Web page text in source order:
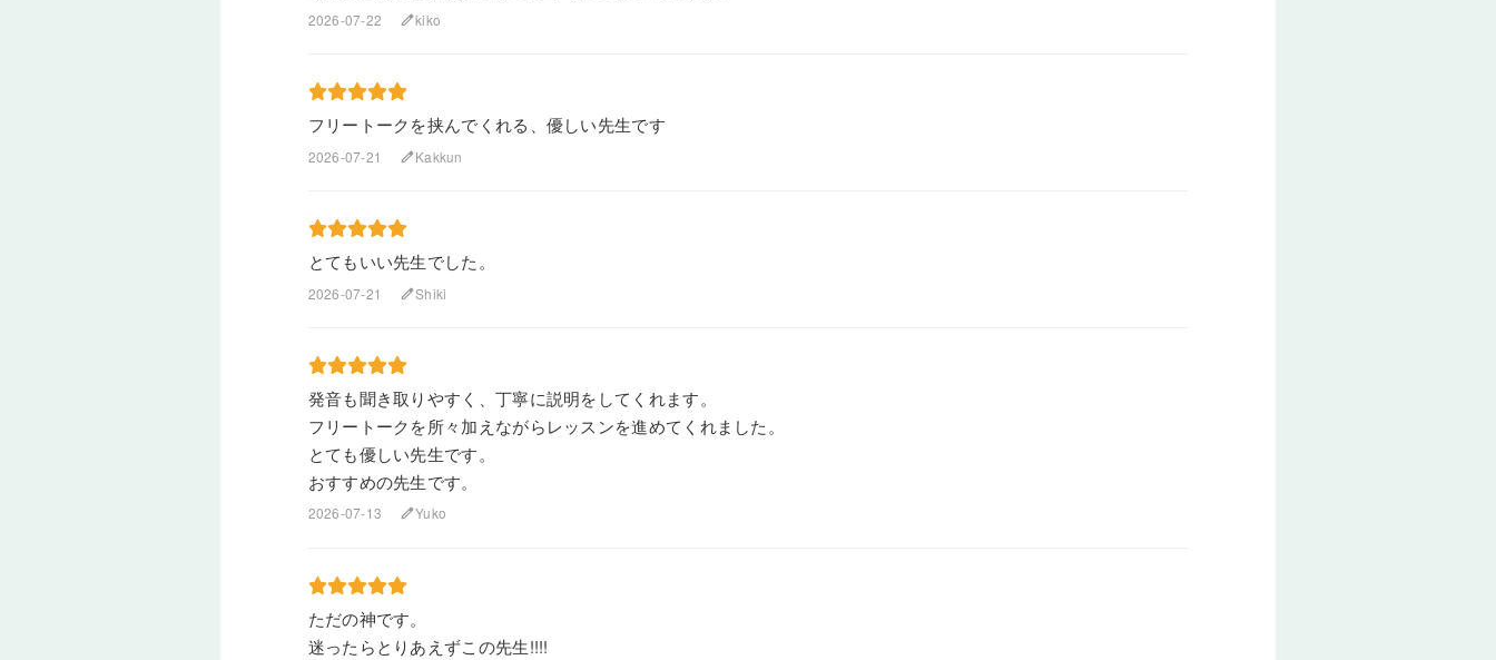
2026-07-22 editkiko
フリートークを挟んでくれる、優しい先生です
2026-07-21 editKakkun
とてもいい先生でした。
2026-07-21 editShiki
発音も聞き取りやすく、丁寧に説明をしてくれます。
フリートークを所々加えながらレッスンを進めてくれました。
とても優しい先生です。
おすすめの先生です。
2026-07-13 editYuko
ただの神です。
迷ったらとりあえずこの先生!!!!